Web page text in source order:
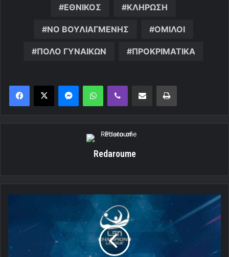
ΕΘΝΙΚΟΣ ΚΛΗΡΩΣΗ
ΝΟ ΒΟΥΛΙΑΓΜΕΝΗΣ ΟΜΙΛΟΙ
ΠΟΛΟ ΓΥΝΑΙΚΩΝ ΠΡΟΚΡΙΜΑΤΙΚΑ
MessengerWhatsAppViber Κοινοποίηση μέσω ηλεκτρονικού ταχυδρομείουΕκτύπωση
Redaroume
LEN
League